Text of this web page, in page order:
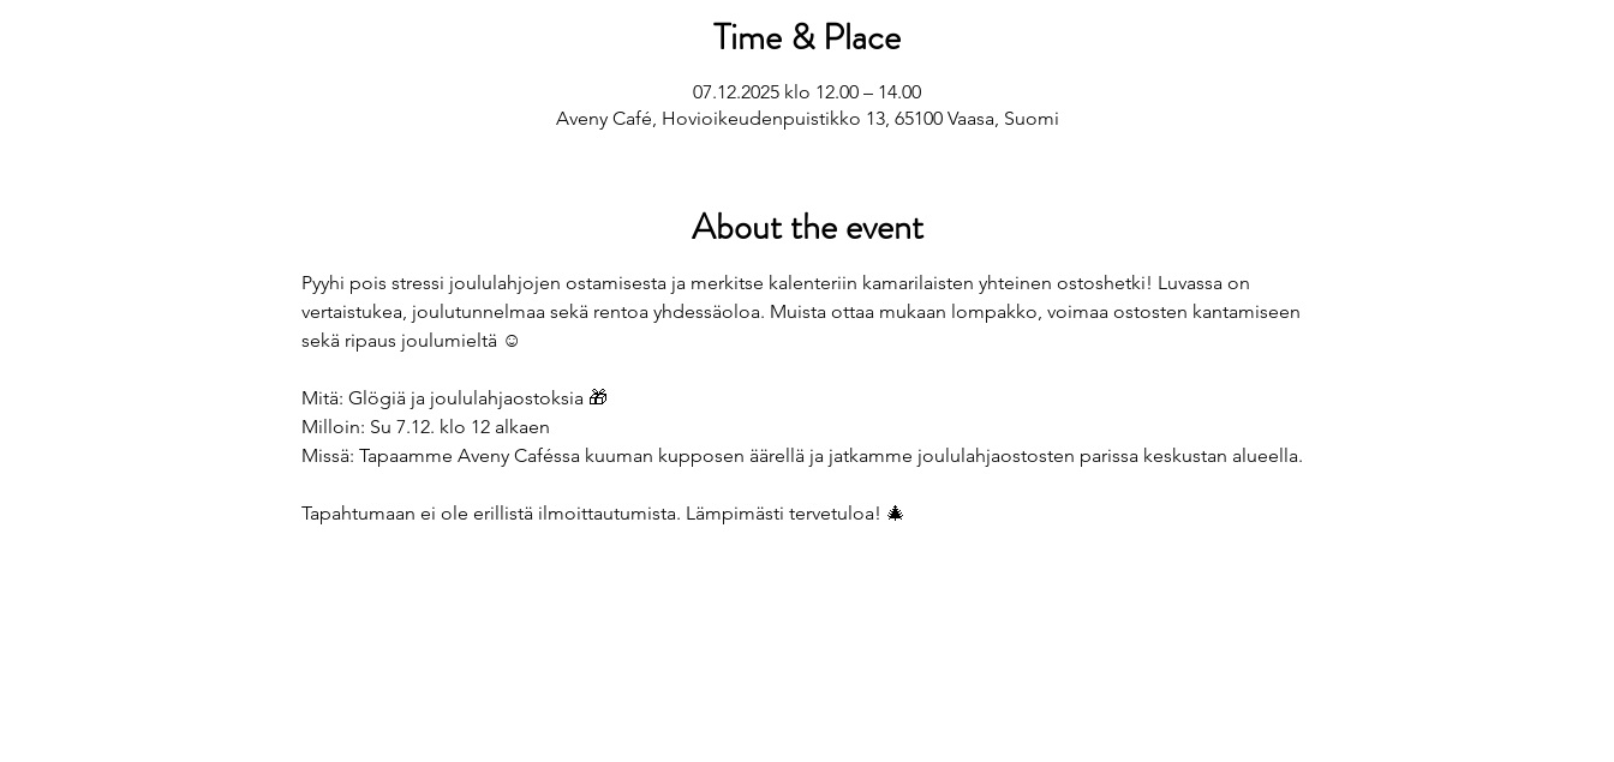
Time & Place
07.12.2025 klo 12.00 – 14.00
Aveny Café, Hovioikeudenpuistikko 13, 65100 Vaasa, Suomi
About the event
Pyyhi pois stressi joululahjojen ostamisesta ja merkitse kalenteriin kamarilaisten yhteinen ostoshetki! Luvassa on
vertaistukea, joulutunnelmaa sekä rentoa yhdessäoloa. Muista ottaa mukaan lompakko, voimaa ostosten kantamiseen
sekä ripaus joulumieltä ☺️
Mitä: Glögiä ja joululahjaostoksia 🎁
Milloin: Su 7.12. klo 12 alkaen
Missä: Tapaamme Aveny Caféssa kuuman kupposen äärellä ja jatkamme joululahjaostosten parissa keskustan alueella.
Tapahtumaan ei ole erillistä ilmoittautumista. Lämpimästi tervetuloa! 🎄